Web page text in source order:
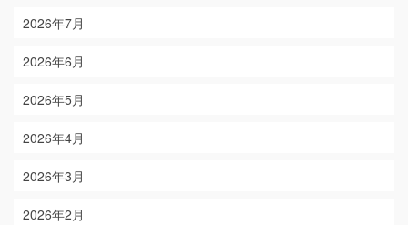
2026年7月
2026年6月
2026年5月
2026年4月
2026年3月
2026年2月